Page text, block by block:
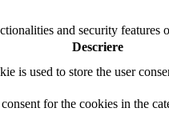
and security features
Descriere
is used to store the user
for the cookies in the